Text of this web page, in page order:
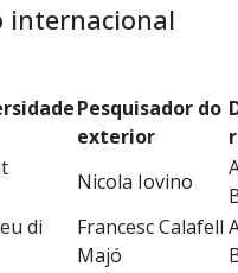
internacional
Pesquisador do
exterior
Nicola Iovino
di
Francesc Calafell
Majó